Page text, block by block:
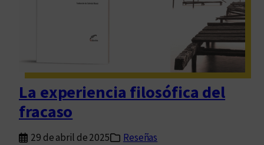
La experiencia filosófica del
fracaso
29 de abril de 2025
Reseñas